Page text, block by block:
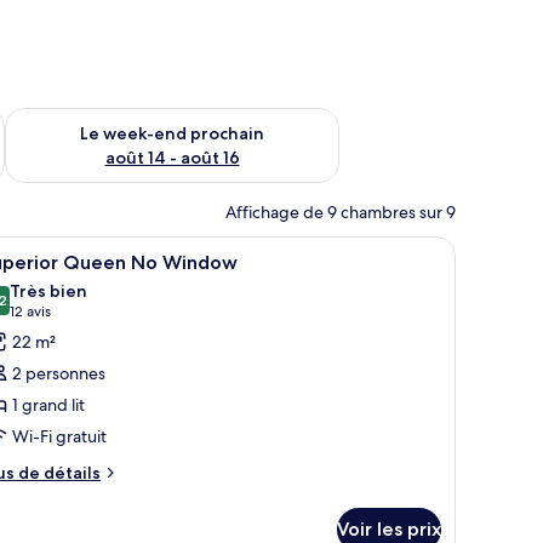
août 7 - août 9
Le week-end prochain
août 14 - août 16
Vérifier la disponibilité pour le week-end prochain août 14 -
Affichage de 9 chambres sur 9
:
Une chambre d’hôtel avec un grand lit,
5 Queen No Window
sur 10
Très bien
12 avis
(12 avis)
22 m²
2 personnes
1 grand lit
Wi-Fi gratuit
de détails
Voir les prix